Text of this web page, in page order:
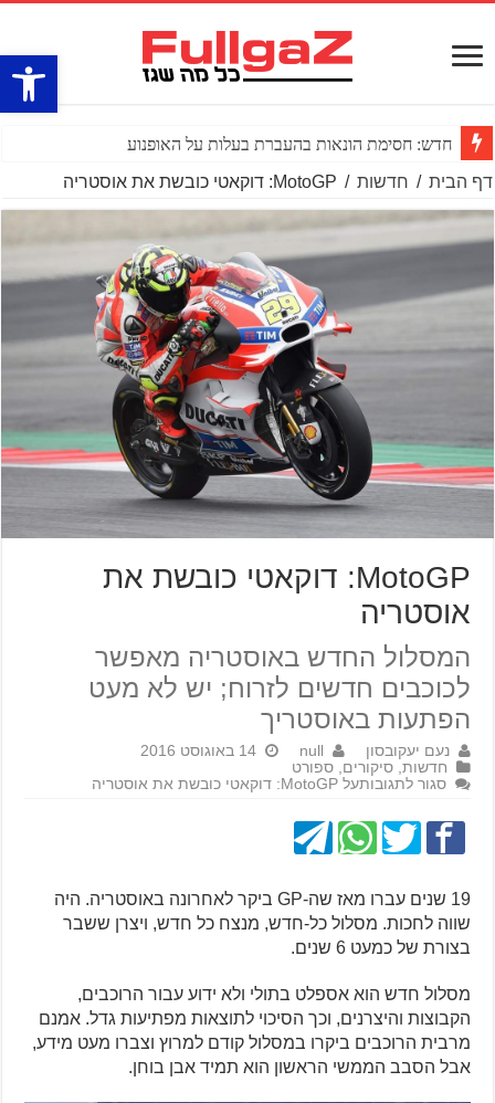
פתח
חדש: חסימת הונאות בהעברת בעלות על האופנוע
דף הבית / חדשות / MotoGP: דוקאטי כובשת את אוסטריה
MotoGP: דוקאטי כובשת את
אוסטריה
המסלול החדש באוסטריה מאפשר
לכוכבים חדשים לזרוח; יש לא מעט
הפתעות באוסטריך
נעם יעקובסון null
14 באוגוסט 2016
חדשות ,סיקורים ,ספורט
סגור לתגובותעל MotoGP: דוקאטי כובשת את אוסטריה
19 שנים עברו מאז שה-GP ביקר לאחרונה באוסטריה. היה
שווה לחכות. מסלול כל-חדש, מנצח כל חדש, ויצרן ששבר
בצורת של כמעט 6 שנים.
מסלול חדש הוא אספלט בתולי ולא ידוע עבור הרוכבים,
הקבוצות והיצרנים, וכך הסיכוי לתוצאות מפתיעות גדל. אמנם
מרבית הרוכבים ביקרו במסלול קודם למרוץ וצברו מעט מידע,
אבל הסבב הממשי הראשון הוא תמיד אבן בוחן.